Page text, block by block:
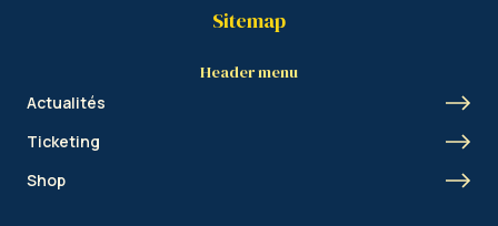
Sitemap
Header menu
Actualités
Ticketing
Shop